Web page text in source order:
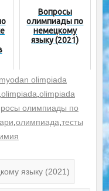
Вопросы
олимпиады по
немецкому
языку (2021)
olimpiada
,olimpiada,olimpiada
олимпиады по
,олимпиада,тесты
языку (2021)